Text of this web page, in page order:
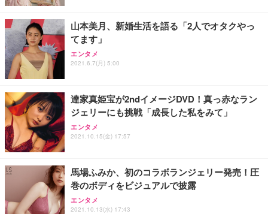
務用 おしゃれ パソコンチェア (ホワイト)
ANDWINT オフィスチェア デスクチェア 肘なし メ
ッシュ 通気性 ランバーサポート付き 腰サポート ガ
ス圧無段階昇降 360度回転 キャスター付き コンパク
【MiniLED/24.5inch/280Hz/FHD】GRAPHT THE S
HOOTER Gaming Monitor 24” Essential ゲーミン
グモニター QD 24.5インチ 1ms FHD 量子ドット 残
アイリスオーヤマ ペットシーツ 超厚型 お徳用 レギ
ュラー 200枚入【Amazon.co.jp限定】
山本美月、新婚生活を語る「2人でオタクやっ
てます」
エンタメ
2021.6.7(月) 5:00
達家真姫宝が2ndイメージDVD！真っ赤なラン
ジェリーにも挑戦「成長した私をみて」
エンタメ
2021.10.15(金) 17:57
馬場ふみか、初のコラボランジェリー発売！圧
巻のボディをビジュアルで披露
エンタメ
2021.10.13(水) 17:43